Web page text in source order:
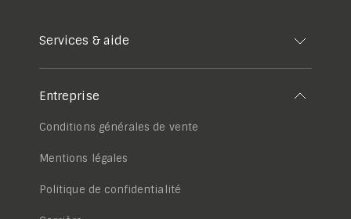
Services & aide
Entreprise
Conditions générales de vente
Mentions légales
Politique de confidentialité